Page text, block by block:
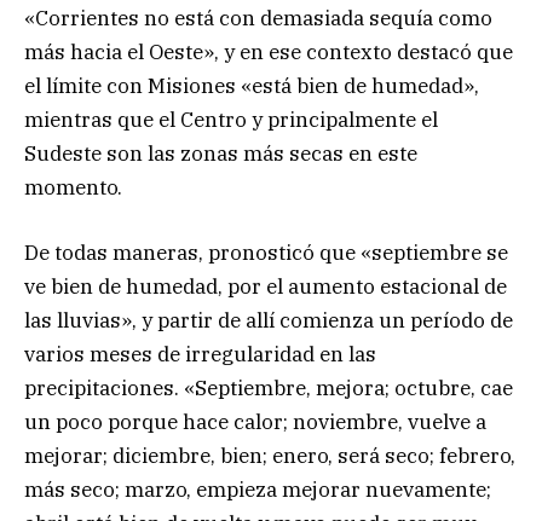
«Corrientes no está con demasiada sequía como
más hacia el Oeste», y en ese contexto destacó que
el límite con Misiones «está bien de humedad»,
mientras que el Centro y principalmente el
Sudeste son las zonas más secas en este
momento.
De todas maneras, pronosticó que «septiembre se
ve bien de humedad, por el aumento estacional de
las lluvias», y partir de allí comienza un período de
varios meses de irregularidad en las
precipitaciones. «Septiembre, mejora; octubre, cae
un poco porque hace calor; noviembre, vuelve a
mejorar; diciembre, bien; enero, será seco; febrero,
más seco; marzo, empieza mejorar nuevamente;